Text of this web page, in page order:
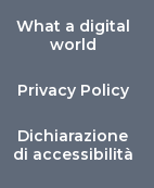
What a digital
world
Privacy Policy
Dichiarazione
di accessibilità